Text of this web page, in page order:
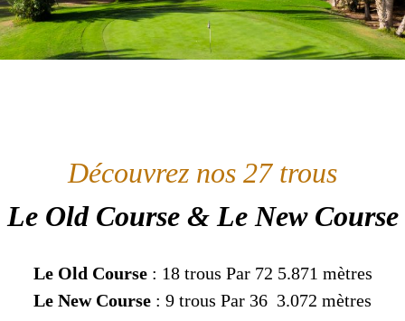
Découvrez nos 27 trous
Le Old Course & Le New Course
Le Old Course: 18 trous Par 72 5.871 mètres
Le New Course : 9 trous Par 36 3.072 mètres